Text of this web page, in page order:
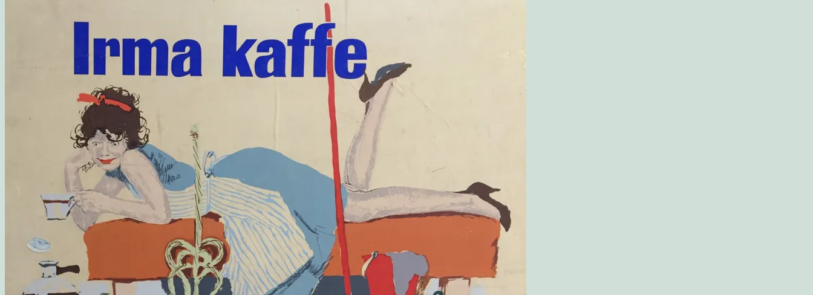
Opskrift: Saftige “romkugler”, der overholder sukkerpolitikken!
Fluffy søndagspandekager med blåbærsylt
Opskrift: Fastelavnsboller med hindbærskum
Gemalens Kager – Galleri
Nyhedsbrev
Mine foretrukne webshops
Inspirerende blogs
Privatlivspolitik
Samarbejde
Workshop: Planlæg en børnefødselsdag
Kategorier
Madværksted
Børn i køkkenet
Opskrifter
Opskrift: Sommersalat med røget laks og friske hindbær!
Opskrift: Mormors fødselsdagsboller
Gæsternes yndlings sommerkage
Madværkstedet: Frokostbuffet med farverige salater og grillet kylling
Opskrift: Luksusagtig brunsviger
Opskrift på kransekage